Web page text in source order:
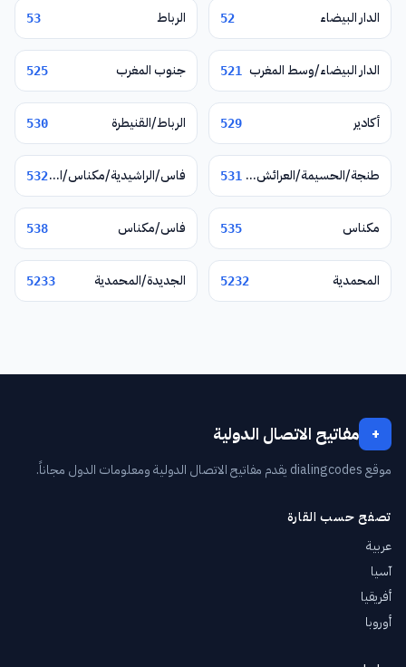
الدار البيضاء 52 الرباط 53
الدار البيضاء/وسط المغرب 521 جنوب المغرب 525
أكادير 529 الرباط/القنيطرة 530
طنجة/الحسيمة/العرائش/تطوان/شفشاون 531 فاس/الراشيدية/مكناس/الناظور/وجدة/تازة532
مكناس 535 فاس/مكناس 538
المحمدية 5232 الجديدة/المحمدية 5233
+ مفاتيح الاتصال الدولية
موقع dialingcodes يقدم مفاتيح الاتصال الدولية ومعلومات الدول مجاناً.
تصفح حسب القارة
عربية
آسيا
أفريقيا
أوروبا